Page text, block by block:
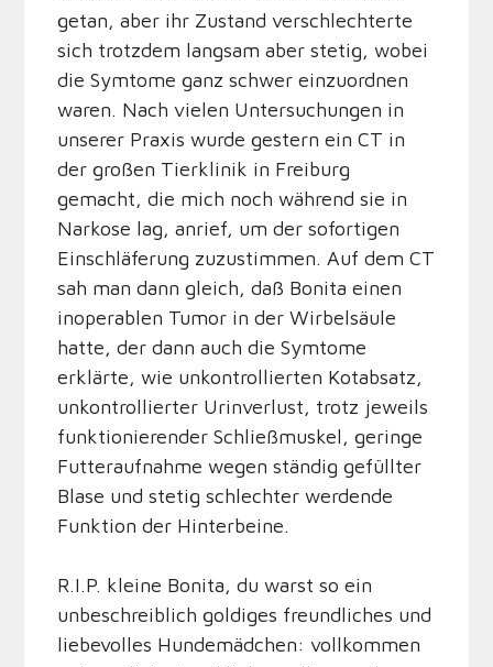
getan, aber ihr Zustand verschlechterte
sich trotzdem langsam aber stetig, wobei
die Symtome ganz schwer einzuordnen
waren. Nach vielen Untersuchungen in
unserer Praxis wurde gestern ein CT in
der großen Tierklinik in Freiburg
gemacht, die mich noch während sie in
Narkose lag, anrief, um der sofortigen
Einschläferung zuzustimmen. Auf dem CT
sah man dann gleich, daß Bonita einen
inoperablen Tumor in der Wirbelsäule
hatte, der dann auch die Symtome
erklärte, wie unkontrollierten Kotabsatz,
unkontrollierter Urinverlust, trotz jeweils
funktionierender Schließmuskel, geringe
Futteraufnahme wegen ständig gefüllter
Blase und stetig schlechter werdende
Funktion der Hinterbeine.
R.I.P. kleine Bonita, du warst so ein
unbeschreiblich goldiges freundliches und
liebevolles Hundemädchen: vollkommen